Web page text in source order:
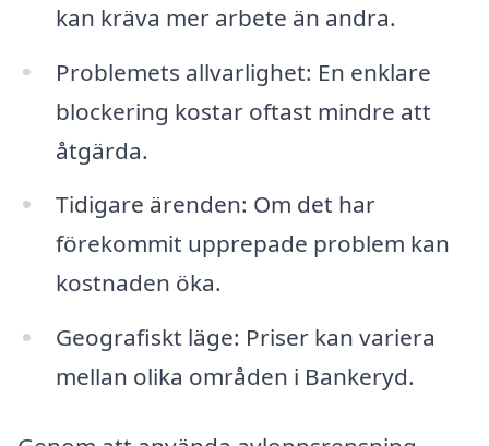
kan kräva mer arbete än andra.
Problemets allvarlighet: En enklare
blockering kostar oftast mindre att
åtgärda.
Tidigare ärenden: Om det har
förekommit upprepade problem kan
kostnaden öka.
Geografiskt läge: Priser kan variera
mellan olika områden i Bankeryd.